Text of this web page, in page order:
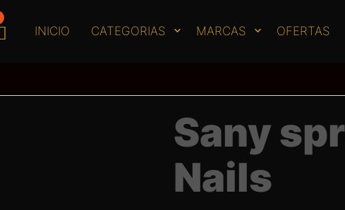
INICIO CATEGORIAS MARCAS OFERTAS
Sany
Nails